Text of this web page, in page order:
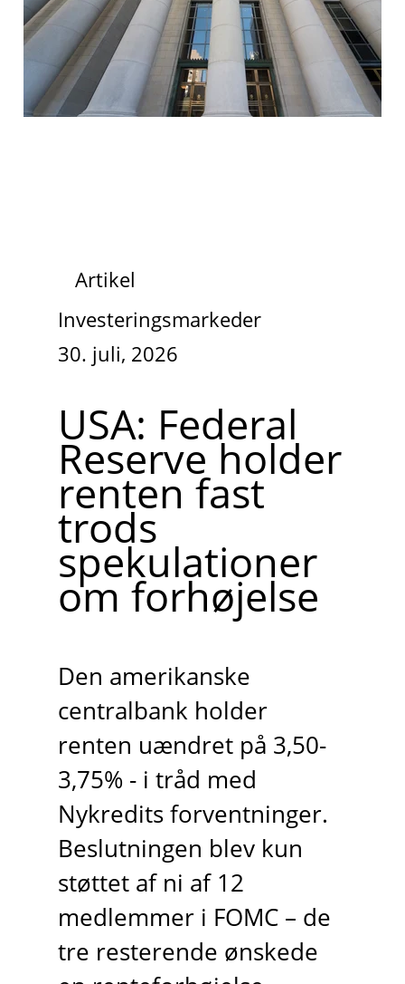
Artikel
Investeringsmarkeder
30. juli, 2026
USA: Federal
Reserve holder
renten fast
trods
spekulationer
om forhøjelse
Den amerikanske
centralbank holder
renten uændret på 3,50-
3,75% - i tråd med
Nykredits forventninger.
Beslutningen blev kun
støttet af ni af 12
medlemmer i FOMC – de
tre resterende ønskede